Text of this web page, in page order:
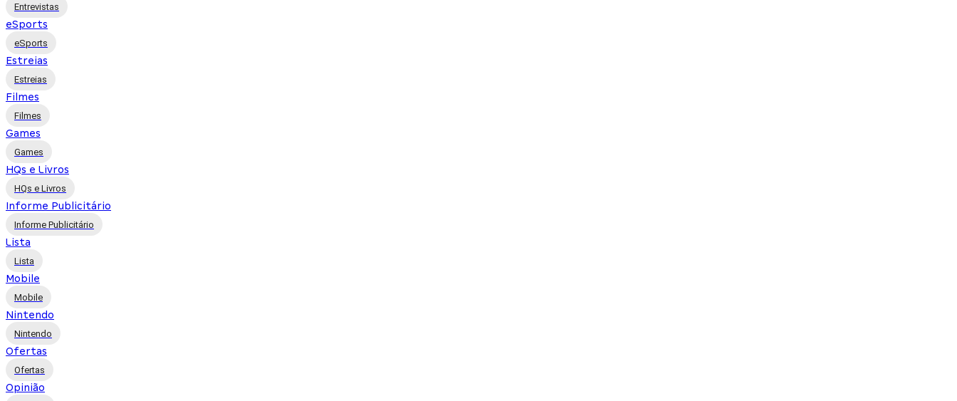
Entrevistas
eSports
eSports
Estreias
Estreias
Filmes
Filmes
Games
Games
HQs e Livros
HQs e Livros
Informe Publicitário
Informe Publicitário
Lista
Lista
Mobile
Mobile
Nintendo
Nintendo
Ofertas
Ofertas
Opinião